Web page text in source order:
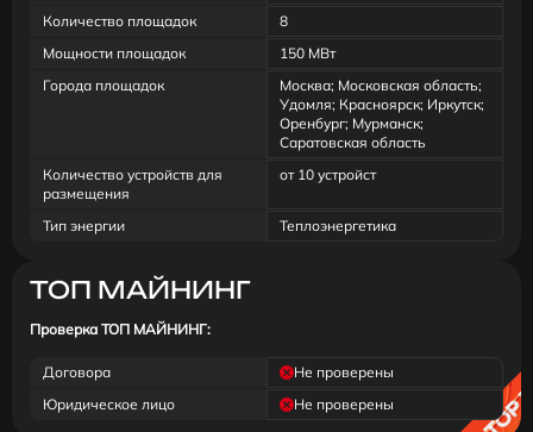
Количество площадок
8
Мощности площадок
150 МВт
Города площадок
Москва; Московская область;
Удомля; Красноярск; Иркутск;
Оренбург; Мурманск;
Саратовская область
Количество устройств для
размещения
от 10 устройст
Тип энергии Теплоэнергетика
ТОП МАЙНИНГ
Проверка ТОП МАЙНИНГ:
Договора
Не проверены
Юридическое лицо
Не проверены